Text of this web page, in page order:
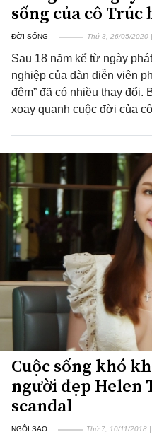
sống của cô Trúc
ĐỜI SỐNG Thứ 3, 26/05/2020
Sau 18 năm kể từ ngày
nghiệp của dàn diễn viên
đêm” đã có nhiều thay đổi.
xoay quanh cuộc đời của
Cuộc sống khó
người đẹp Helen
scandal
NGÔI SAO Thứ 7, 10/11/2018